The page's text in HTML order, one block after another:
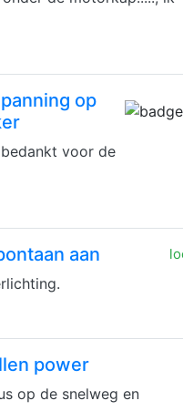
op
voor de
aan
power
op de snelweg en